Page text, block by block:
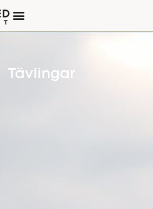
Tävlingar